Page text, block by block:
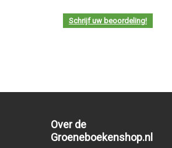
Schrijf uw beoordeling!
Over de
Groeneboekenshop.nl